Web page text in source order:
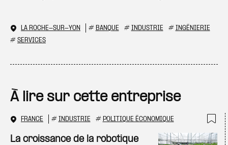
LA ROCHE-SUR-YON # BANQUE # INDUSTRIE # INGÉNIERIE
# SERVICES
À lire sur cette entreprise
FRANCE # INDUSTRIE # POLITIQUE ÉCONOMIQUE
La croissance de la robotique